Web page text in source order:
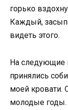
горько
Каждый,
видеть этого.
На следующие
принялись
моей кровати.
молодые годы.